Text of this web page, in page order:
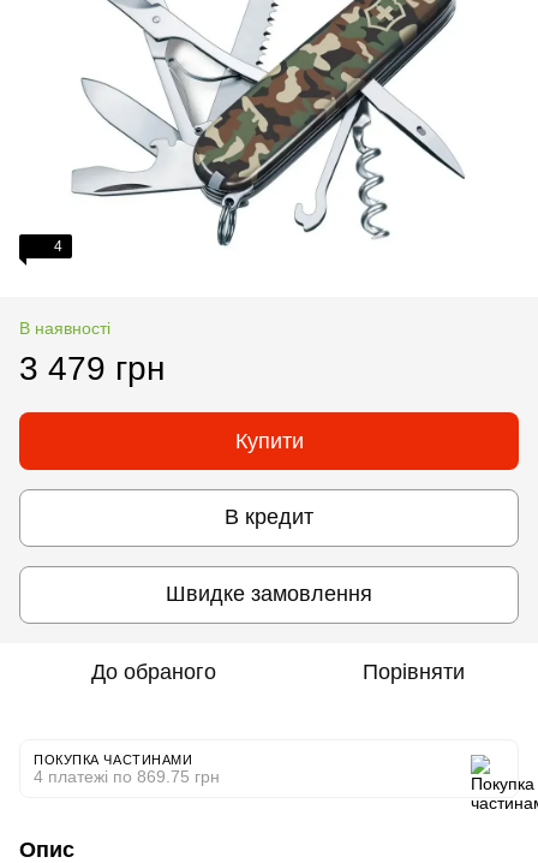
4
В наявності
3 479 грн
Купити
В кредит
Швидке замовлення
До обраного Порівняти
ПОКУПКА ЧАСТИНАМИ
4 платежі по 869.75 грн
Опис